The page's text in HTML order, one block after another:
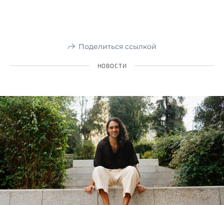
Поделиться ссылкой
НОВОСТИ